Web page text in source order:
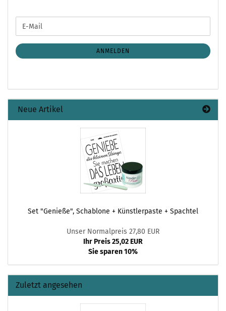
ZUR
ANMELDUNG
E-
Mail
ANMELDEN
Neue Artikel
Set "Genieße", Schablone + Künstlerpaste + Spachtel
Unser Normalpreis 27,80 EUR
Ihr Preis 25,02 EUR
Sie sparen 10%
Zuletzt angesehen